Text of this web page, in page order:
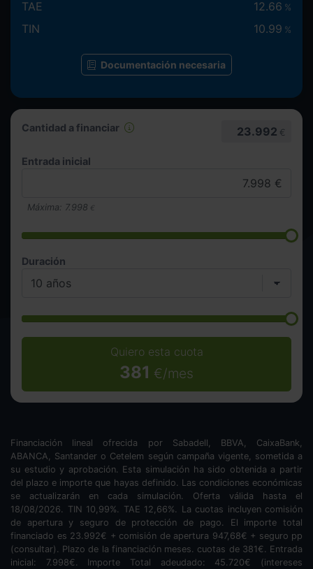
Cantidad a financiar 23.992 €
Entrada inicial
Máxima: 7.998 €
Duración
Quiero esta cuota
381 €/mes
TAE 12.66 %
TIN 10.99 %
Documentación necesaria
Financiación lineal ofrecida por Sabadell, BBVA, CaixaBank,
ABANCA, Santander o Cetelem según campaña vigente, sometida a
su estudio y aprobación. Esta simulación ha sido obtenida a partir
del plazo e importe que hayas definido. Las condiciones económicas
se actualizarán en cada simulación. Oferta válida hasta el
18/08/2026. TIN 10,99%. TAE 12,66%. La cuotas incluyen comisión
de apertura y seguro de protección de pago. El importe total
financiado es 23.992€ + comisión de apertura 947,68€ + seguro pp
(consultar). Plazo de la financiación meses. cuotas de 381€. Entrada
inicial: 7.998€. Importe Total adeudado: 45.720€ (intereses